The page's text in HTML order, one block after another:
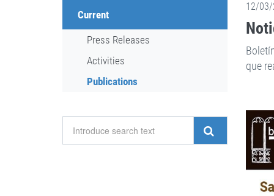
Current
Press Releases
Activities
Publications
12/
que